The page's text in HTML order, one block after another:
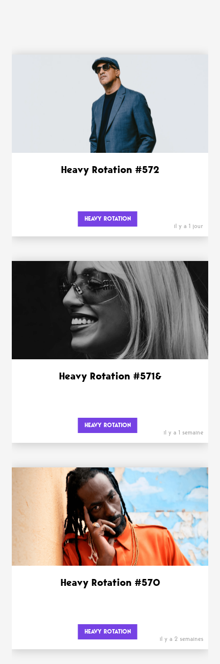
WANT MORE ?
Heavy Rotation #572
HEAVY ROTATION
il y a 1 jour
Heavy Rotation #571&
HEAVY ROTATION
il y a 1 semaine
Heavy Rotation #570
HEAVY ROTATION
il y a 2 semaines